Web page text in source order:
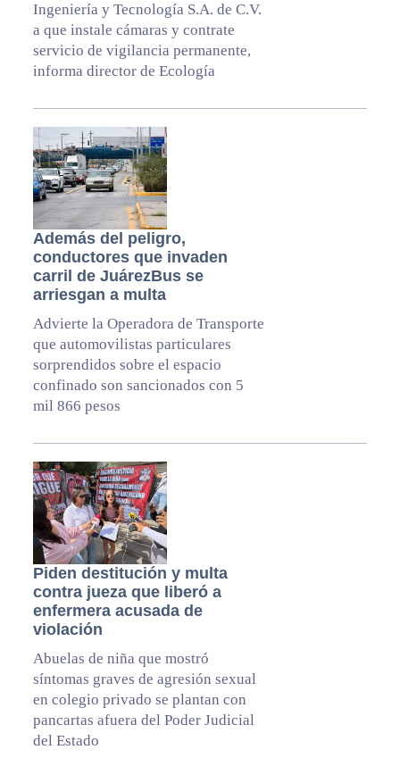
Ingeniería y Tecnología S.A. de C.V.
a que instale cámaras y contrate
servicio de vigilancia permanente,
informa director de Ecología
Además del peligro,
conductores que invaden
carril de JuárezBus se
arriesgan a multa
Advierte la Operadora de Transporte
que automovilistas particulares
sorprendidos sobre el espacio
confinado son sancionados con 5
mil 866 pesos
Piden destitución y multa
contra jueza que liberó a
enfermera acusada de
violación
Abuelas de niña que mostró
síntomas graves de agresión sexual
en colegio privado se plantan con
pancartas afuera del Poder Judicial
del Estado